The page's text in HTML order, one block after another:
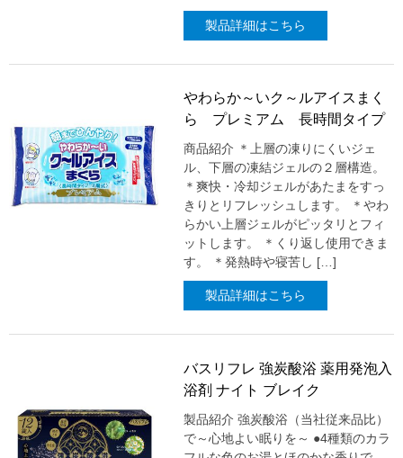
製品詳細はこちら
やわらか～いク～ルアイスまく
ら プレミアム 長時間タイプ
商品紹介 ＊上層の凍りにくいジェ
ル、下層の凍結ジェルの２層構造。
＊爽快・冷却ジェルがあたまをすっ
きりとリフレッシュします。 ＊やわ
らかい上層ジェルがピッタリとフィ
ットします。 ＊くり返し使用できま
す。 ＊発熱時や寝苦し […]
製品詳細はこちら
バスリフレ 強炭酸浴 薬用発泡入
浴剤 ナイト ブレイク
製品紹介 強炭酸浴（当社従来品比）
で～心地よい眠りを～ ●4種類のカラ